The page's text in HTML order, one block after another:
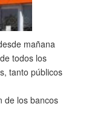
mañana
todos los
tanto públicos
de los bancos